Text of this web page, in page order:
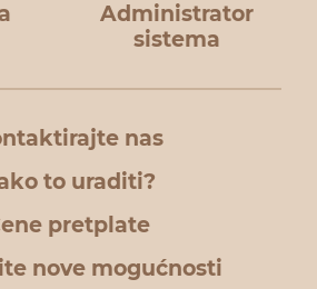
Administrator
sistema
nas
to uraditi?
pretplate
nove mogućnosti